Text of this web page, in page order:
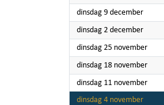
dinsdag 9 december2025
dinsdag 2 december2025
dinsdag 25 november2025
dinsdag 18 november2025
dinsdag 11 november2025
dinsdag 4 november2025